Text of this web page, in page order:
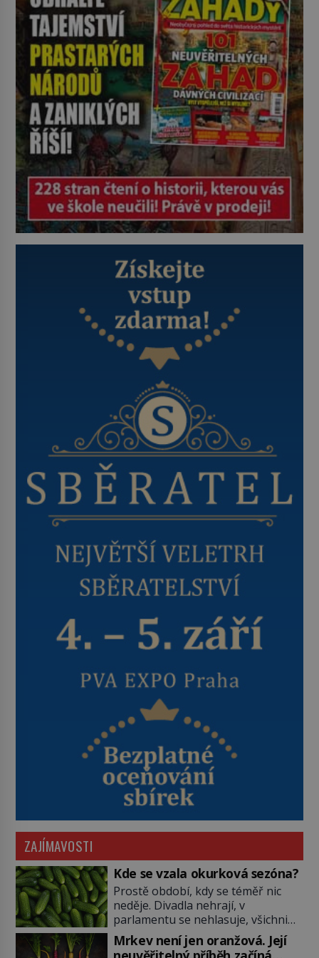
Naprosto rekordní kometu!
Astronomové Pedro Bernardinelli a
Gary Bernstein mravenčí prací
zkoumají archivní snímky v rámci
Průzkumu temné energie […]
ZAJÍMAVOSTI
Kde se vzala okurková sezóna?
Prostě období, kdy se téměř nic
neděje. Divadla nehrají, v
parlamentu se nehlasuje, všichni
jsou na dovolené a média tak
nemají o čem mluvit a psát. A
Mrkev není jen oranžová. Její